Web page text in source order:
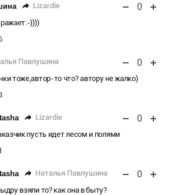
Lizardie 0
))))
Павлушина 0
тоже,автор-то что? автору не жалко)
Lizardie 0
пусть идет лесом и полями
Наталья Павлушина 0
взяли то? как она в быту?